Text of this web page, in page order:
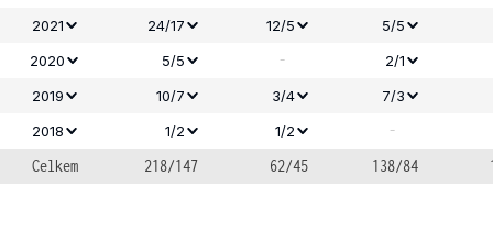
2021
24/17 12/5 5/5
2020
5/5 - 2/1
2019
10/7 3/4
7/3
2018
1/2 1/2
-
Celkem
218/147 62/45 138/84